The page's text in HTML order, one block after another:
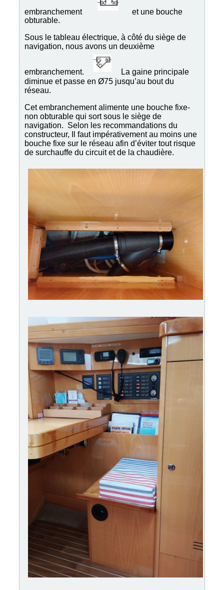
embranchement
et une bouche
obturable.
Sous le tableau électrique, à côté du siège de
navigation, nous avons un deuxième
embranchement.
La gaine principale
diminue et passe en Ø75 jusqu’au bout du
réseau.
Cet embranchement alimente une bouche fixe-
non obturable qui sort sous le siège de
navigation. Selon les recommandations du
constructeur, Il faut impérativement au moins une
bouche fixe sur le réseau afin d’éviter tout risque
de surchauffe du circuit et de la chaudière.